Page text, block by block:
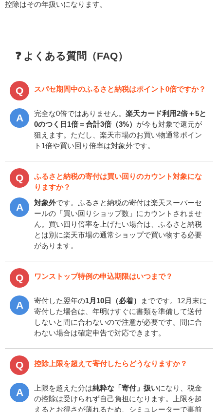
控除はその年扱いになります。
❓ よくある質問（FAQ）
スパセ期間中のふるさと納税はポイント0倍ですか？
完全な0倍ではありません。 楽天カード利用2倍＋5と
0のつく日1倍＝合計3倍（3%） が今も対象で還元が
狙えます。ただし、楽天市場のお買い物通常ポイン
ト1倍や買い回り倍率は対象外です。
ふるさと納税の寄付は買い回りのカウント対象にな
りますか？
対象外です。ふるさと納税の寄付は楽天スーパーセ
ールの「買い回りショップ数」にカウントされませ
ん。買い回り倍率を上げたい場合は、ふるさと納税
とは別に楽天市場の通常ショップで買い物する必要
があります。
ワンストップ特例の申込期限はいつまで？
寄付した翌年の1月10日（必着）
までです。12月末に
寄付した場合は、年明けすぐに書類を準備して送付
しないと間に合わないので注意が必要です。間に合
わない場合は確定申告で対応できます。
控除上限を超えて寄付したらどうなりますか？
上限を超えた分は純粋な「寄付」扱いになり、税金
の控除は受けられず自己負担になります。上限を超
えるとお得さが薄れるため、シミュレーターで事前